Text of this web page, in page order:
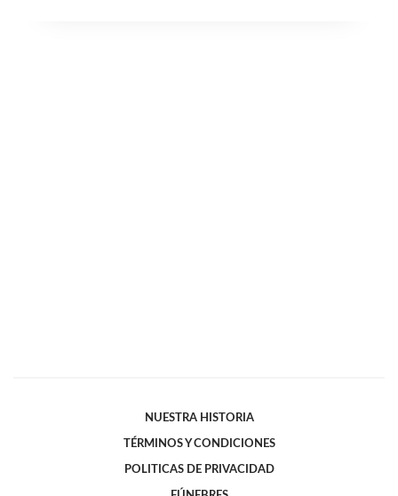
NUESTRA HISTORIA
TÉRMINOS Y CONDICIONES
POLITICAS DE PRIVACIDAD